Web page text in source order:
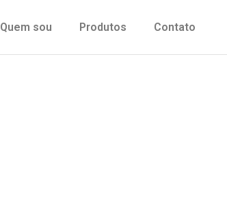
Quem sou Produtos Contato